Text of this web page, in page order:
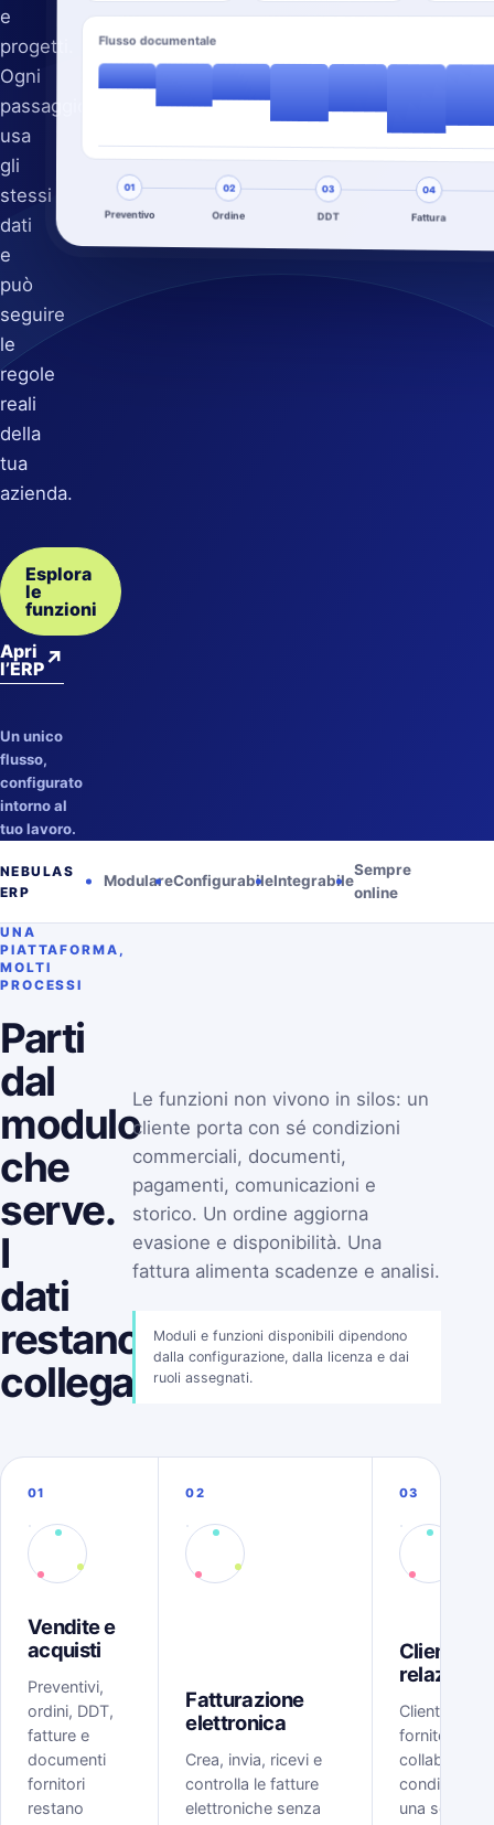
e
progetti.
Ogni
passaggio
usa
gli
stessi
dati
e
può
seguire
le
regole
reali
della
tua
azienda.
Esplora
le
funzioni
Apri
l’ERP↗
Un unico
flusso,
configurato
intorno al
tuo lavoro.
Flusso documentale
01
Preventivo
02
Ordine
03
DDT
04
Fattura
NEBULAS
ERP
ModulareConfigurabileIntegrabile
Sempre
online
UNA
PIATTAFORMA,
MOLTI
PROCESSI
Parti
dal
modulo
che
serve.
I
dati
restano
collegati.
Le funzioni non vivono in silos: un
cliente porta con sé condizioni
commerciali, documenti,
pagamenti, comunicazioni e
storico. Un ordine aggiorna
evasione e disponibilità. Una
fattura alimenta scadenze e analisi.
Moduli e funzioni disponibili dipendono
dalla configurazione, dalla licenza e dai
ruoli assegnati.
01
Vendite e
acquisti
Preventivi,
ordini, DDT,
fatture e
documenti
fornitori
restano
02
Fatturazione
elettronica
Crea, invia, ricevi e
controlla le fatture
elettroniche senza
03
Clienti e
relazioni
Clienti, lead,
fornitori e
collaboratori
condividono
una scheda